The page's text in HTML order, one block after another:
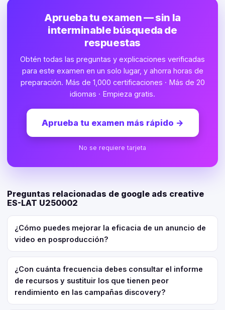
Aprueba tu examen — sin la
interminable búsqueda de
respuestas
Obtén todas las preguntas y explicaciones verificadas
para este examen en un solo lugar, y ahorra horas de
preparación. Más de 1,000 certificaciones · Más de 20
idiomas · Empieza gratis.
Aprueba tu examen más rápido →
No se requiere tarjeta
Preguntas relacionadas de google ads creative
ES-LAT U250002
¿Cómo puedes mejorar la eficacia de un anuncio de
video en posproducción?
¿Con cuánta frecuencia debes consultar el informe
de recursos y sustituir los que tienen peor
rendimiento en las campañas discovery?